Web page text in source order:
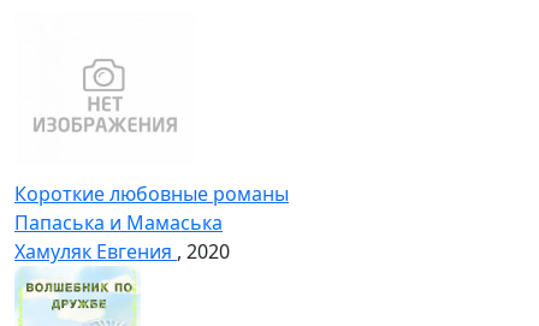
Короткие любовные романы
Папаська и Мамаська
Хамуляк Евгения , 2020